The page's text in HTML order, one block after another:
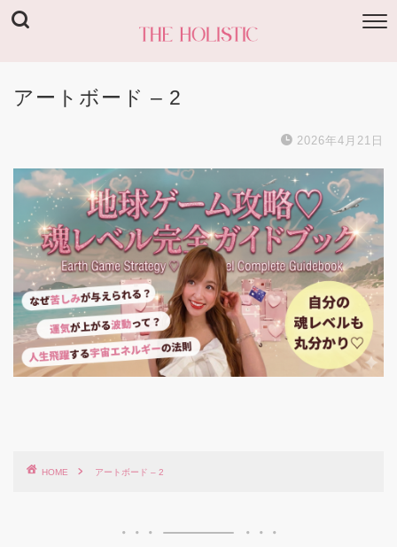
アートボード – 2
2026年4月21日
HOME アートボード – 2